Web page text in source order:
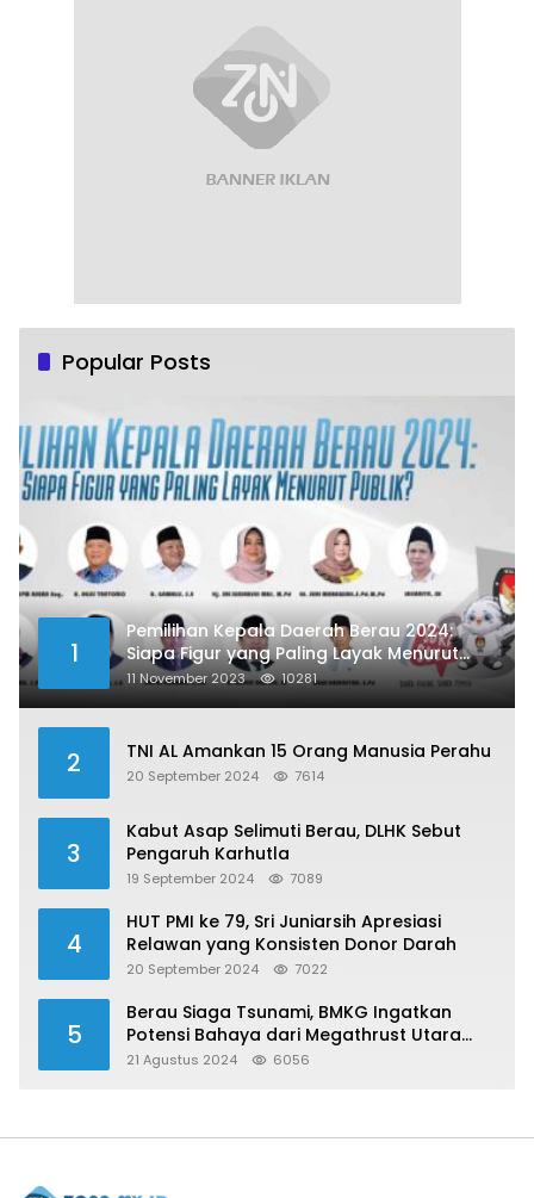
Popular Posts
1
Pemilihan Kepala Daerah Berau 2024:
Siapa Figur yang Paling Layak Menurut
Publik?
11 November 2023 10281
2 TNI AL Amankan 15 Orang Manusia Perahu
20 September 2024 7614
3
Kabut Asap Selimuti Berau, DLHK Sebut
Pengaruh Karhutla
19 September 2024 7089
4
HUT PMI ke 79, Sri Juniarsih Apresiasi
Relawan yang Konsisten Donor Darah
20 September 2024 7022
5
Berau Siaga Tsunami, BMKG Ingatkan
Potensi Bahaya dari Megathrust Utara
Sulawesi
21 Agustus 2024 6056